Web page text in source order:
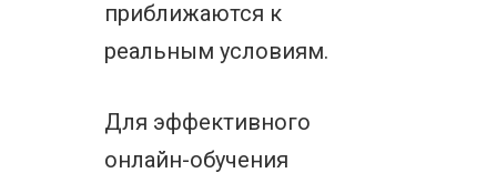
приближаются к
реальным условиям.
Для эффективного
онлайн-обучения